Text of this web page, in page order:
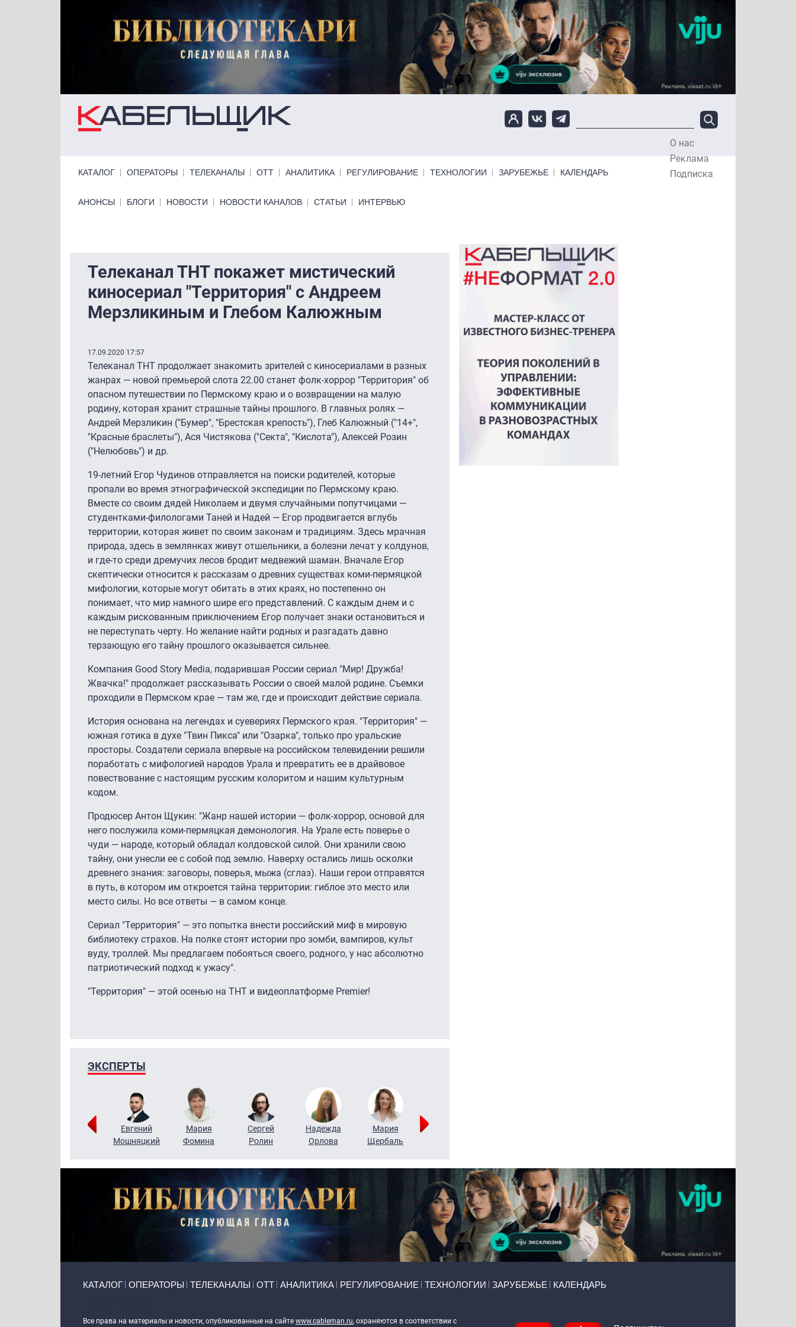
Перейти к основному содержанию
О нас
Реклама
Подписка
КАТАЛОГ ОПЕРАТОРЫ ТЕЛЕКАНАЛЫ ОТТ АНАЛИТИКА РЕГУЛИРОВАНИЕ ТЕХНОЛОГИИ ЗАРУБЕЖЬЕ КАЛЕНДАРЬ
Primary links bottom
АНОНСЫ БЛОГИ НОВОСТИ НОВОСТИ КАНАЛОВ СТАТЬИ ИНТЕРВЬЮ
Телеканал ТНТ покажет мистический
киносериал "Территория" с Андреем
Мерзликиным и Глебом Калюжным
17.09.2020 17:57
Телеканал ТНТ продолжает знакомить зрителей с киносериалами в разных
жанрах — новой премьерой слота 22.00 станет фолк-хоррор "Территория" об
опасном путешествии по Пермскому краю и о возвращении на малую
родину, которая хранит страшные тайны прошлого. В главных ролях —
Андрей Мерзликин ("Бумер", "Брестская крепость"), Глеб Калюжный ("14+",
"Красные браслеты"), Ася Чистякова ("Секта", "Кислота"), Алексей Розин
("Нелюбовь") и др.
19-летний Егор Чудинов отправляется на поиски родителей, которые
пропали во время этнографической экспедиции по Пермскому краю.
Вместе со своим дядей Николаем и двумя случайными попутчицами —
студентками-филологами Таней и Надей — Егор продвигается вглубь
территории, которая живет по своим законам и традициям. Здесь мрачная
природа, здесь в землянках живут отшельники, а болезни лечат у колдунов,
и где-то среди дремучих лесов бродит медвежий шаман. Вначале Егор
скептически относится к рассказам о древних существах коми-пермяцкой
мифологии, которые могут обитать в этих краях, но постепенно он
понимает, что мир намного шире его представлений. С каждым днем и с
каждым рискованным приключением Егор получает знаки остановиться и
не переступать черту. Но желание найти родных и разгадать давно
терзающую его тайну прошлого оказывается сильнее.
Компания Good Story Media, подарившая России сериал "Мир! Дружба!
Жвачка!" продолжает рассказывать России о своей малой родине. Съемки
проходили в Пермском крае — там же, где и происходит действие сериала.
История основана на легендах и суевериях Пермского края. "Территория" —
южная готика в духе "Твин Пикса" или "Озарка", только про уральские
просторы. Создатели сериала впервые на российском телевидении решили
поработать с мифологией народов Урала и превратить ее в драйвовое
повествование с настоящим русским колоритом и нашим культурным
кодом.
Продюсер Антон Щукин: "Жанр нашей истории — фолк-хоррор, основой для
него послужила коми-пермяцкая демонология. На Урале есть поверье о
чуди — народе, который обладал колдовской силой. Они хранили свою
тайну, они унесли ее с собой под землю. Наверху остались лишь осколки
древнего знания: заговоры, поверья, мыжа (сглаз). Наши герои отправятся
в путь, в котором им откроется тайна территории: гиблое это место или
место силы. Но все ответы — в самом конце.
Сериал "Территория" — это попытка внести российский миф в мировую
библиотеку страхов. На полке стоят истории про зомби, вампиров, культ
вуду, троллей. Мы предлагаем побояться своего, родного, у нас абсолютно
патриотический подход к ужасу".
"Территория" — этой осенью на ТНТ и видеоплатформе Premier!
ЭКСПЕРТЫ
Виктор
Евгений
Мошняцкий
Мария
Фомина
Сергей
Ролин
Надежда
Орлова
Мария
Щербаль
КАТАЛОГ ОПЕРАТОРЫ ТЕЛЕКАНАЛЫ ОТТ АНАЛИТИКА РЕГУЛИРОВАНИЕ ТЕХНОЛОГИИ ЗАРУБЕЖЬЕ КАЛЕНДАРЬ
Все права на материалы и новости, опубликованные на сайте www.cableman.ru, охраняются в соответствии с